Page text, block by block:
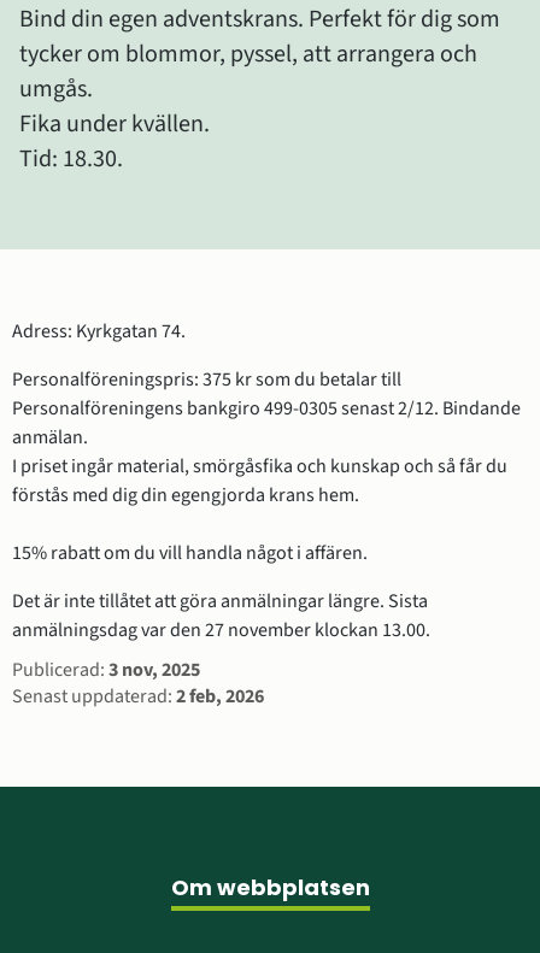
Bind din egen adventskrans. Perfekt för dig som
tycker om blommor, pyssel, att arrangera och
umgås.
Fika under kvällen.
Tid: 18.30.
Adress: Kyrkgatan 74.
Personalföreningspris: 375 kr som du betalar till
Personalföreningens bankgiro 499-0305 senast 2/12. Bindande
anmälan.
I priset ingår material, smörgåsfika och kunskap och så får du
förstås med dig din egengjorda krans hem.
15% rabatt om du vill handla något i affären.
Det är inte tillåtet att göra anmälningar längre. Sista
anmälningsdag var den 27 november klockan 13.00.
Sidinformation
Publicerad:3 nov, 2025
Senast uppdaterad:2 feb, 2026
Om webbplatsen